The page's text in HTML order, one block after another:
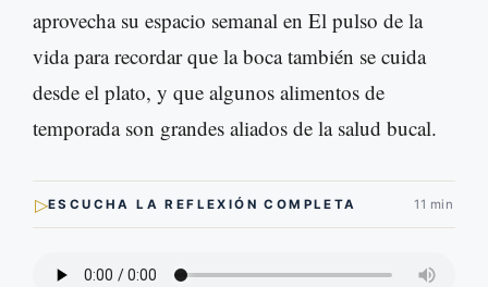
aprovecha su espacio semanal en El pulso de la
vida para recordar que la boca también se cuida
desde el plato, y que algunos alimentos de
temporada son grandes aliados de la salud bucal.
▷ESCUCHA LA REFLEXIÓN COMPLETA 11 min